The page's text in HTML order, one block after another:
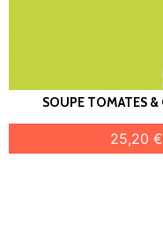
SOUPE TOMATES
25,20